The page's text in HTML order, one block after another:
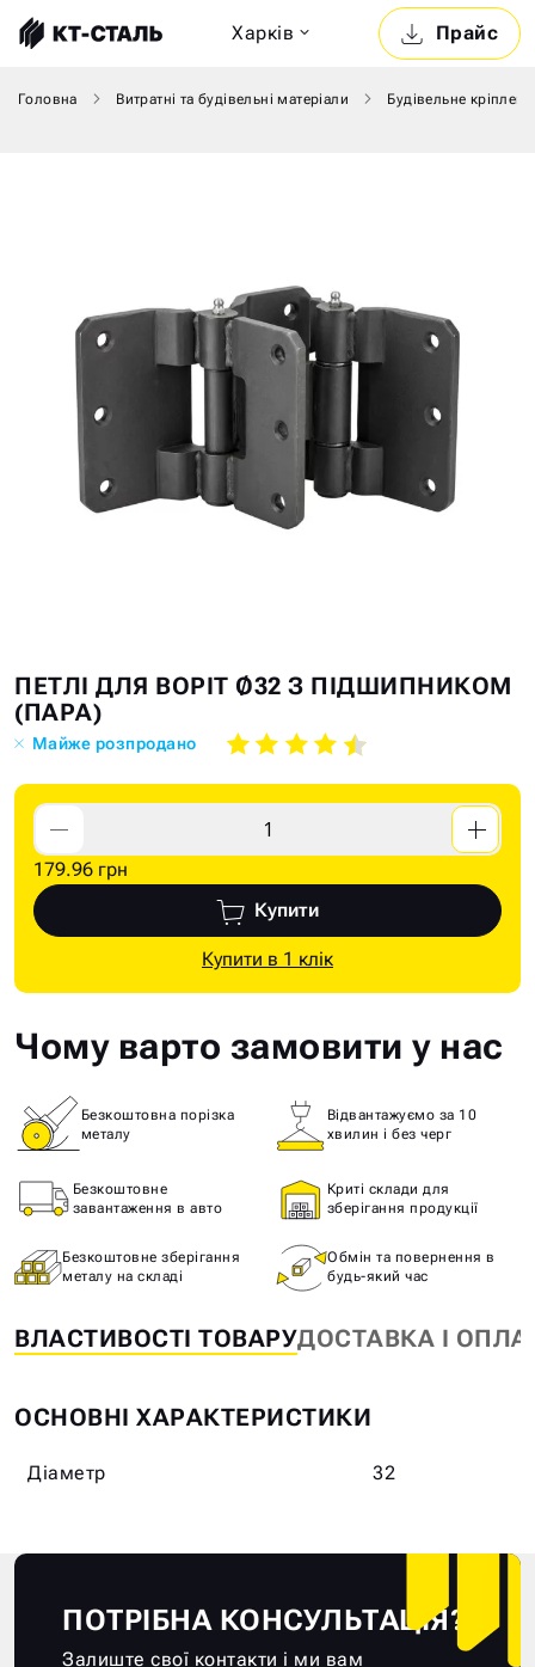
Прайс
Харкiв
Головна Витратні та будівельні матеріали Будівельне
Skip
to
the
of
the
images
gallery
Skip
to
the
beginning
of
the
images
gallery
ПЕТЛІ ДЛЯ ВОРІТ Ø32 З ПІДШИПНИКОМ
(ПАРА)
Майже розпродано
179.96 грн
Купити
Купити в 1 клік
Чому варто замовити у нас
Безкоштовна порізка
металу
Відвантажуємо за 10
хвилин і без черг
Безкоштовне
завантаження в авто
Криті склади для
зберігання продукції
Безкоштовне зберігання
металу на складі
Обмін та повернення в
будь-який час
ВЛАСТИВОСТІ ТОВАРУДОСТАВКА І
ОСНОВНІ ХАРАКТЕРИСТИКИ
Діаметр 32
ПОТРІБНА КОНСУЛЬТАЦІЯ?
Залиште свої контакти і ми вам